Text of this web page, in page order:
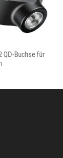
QD-Buchse für